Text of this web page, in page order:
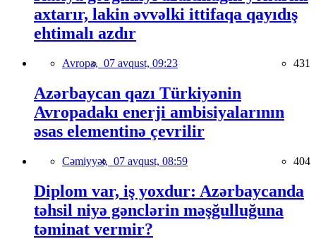
axtarır, lakin əvvəlki ittifaqa qayıdış
ehtimalı azdır
Avropa, 07 avqust, 09:23 431
Azərbaycan qazı Türkiyənin
Avropadakı enerji ambisiyalarının
əsas elementinə çevrilir
Cəmiyyət, 07 avqust, 08:59 404
Diplom var, iş yoxdur: Azərbaycanda
təhsil niyə gənclərin məşğulluğuna
təminat vermir?